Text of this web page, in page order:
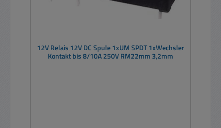
12V Relais 12V DC Spule 1xUM SPDT 1xWechsler
Kontakt bis 8/10A 250V RM22mm 3,2mm